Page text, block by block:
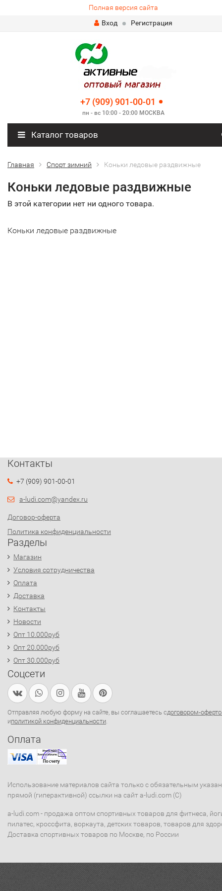
Полная версия сайта
Вход
Регистрация
+7 (909) 901-00-01
пн - вс 10:00 - 20:00 МОСКВА
Каталог товаров
Главная Спорт зимний Коньки ледовые раздвижные
Коньки ледовые раздвижные
В этой категории нет ни одного товара.
Коньки ледовые раздвижные
Контакты
+7 (909) 901-00-01
a-ludi.com@yandex.ru
Договор-оферта
Политика конфиденциальности
Разделы
Магазин
Условия сотрудничества
Оплата
Доставка
Контакты
Новости
Опт 10.000руб
Опт 20.000руб
Опт 30.000руб
Соцсети
Отправляя любую форму на сайте, вы соглашаетесь сдоговором-
иполитикой конфиденциальности.
Оплата
Использование материалов сайта только с обязательным
прямой (гиперактивной) ссылки на сайт a-ludi.com (C)
a-ludi.com - продажа оптом спортивных товаров для фитнеса,
пилатес, кроссфита, воркаута, детских товаров, товаров для
Доставка спортивных товаров по Москве, по России